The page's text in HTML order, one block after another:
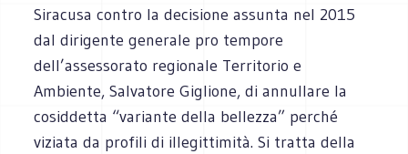
Siracusa contro la decisione assunta nel 2015
dal dirigente generale pro tempore
dell’assessorato regionale Territorio e
Ambiente, Salvatore Giglione, di annullare la
cosiddetta “variante della bellezza” perché
viziata da profili di illegittimità. Si tratta della